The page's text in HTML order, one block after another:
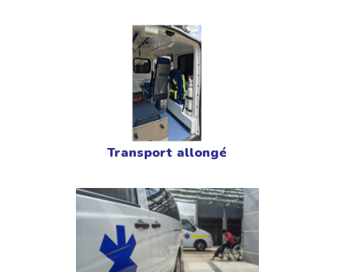
Transport allongé